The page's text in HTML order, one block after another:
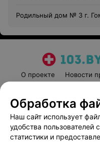
Родильный дом № 3 г.
О проекте Новости
Пользовательское
Написать
Обработка
Наш сайт использует
удобства пользователей
статистики и